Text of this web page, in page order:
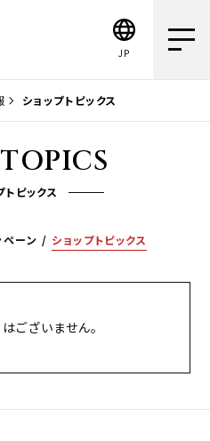
JP
ショップトピックス
トピックス
ペーン ショップトピックス
ございません。